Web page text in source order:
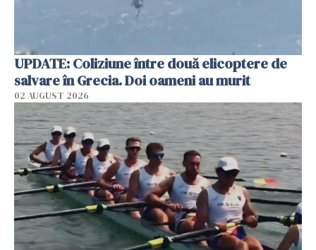
UPDATE: Coliziune între două elicoptere de
salvare în Grecia. Doi oameni au murit
02 AUGUST 2026